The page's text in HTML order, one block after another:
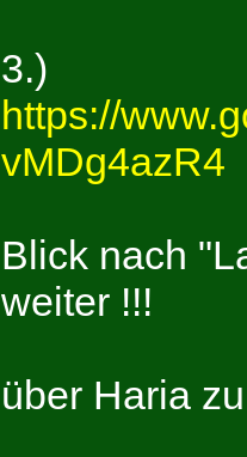
3.)
https://
vMDg4azR4
Blick nach
weiter !!!
über Haria